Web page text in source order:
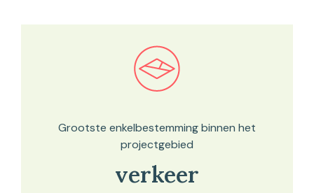
Bekijk in onze kaartviewer
Grootste enkelbestemming binnen het
projectgebied
verkeer